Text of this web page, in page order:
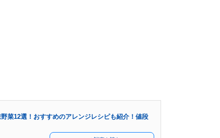
菜12選！おすすめのアレンジレシピも紹介！値段